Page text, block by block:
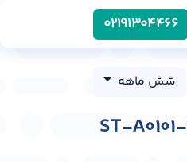
0219​1304466
شش ماهه